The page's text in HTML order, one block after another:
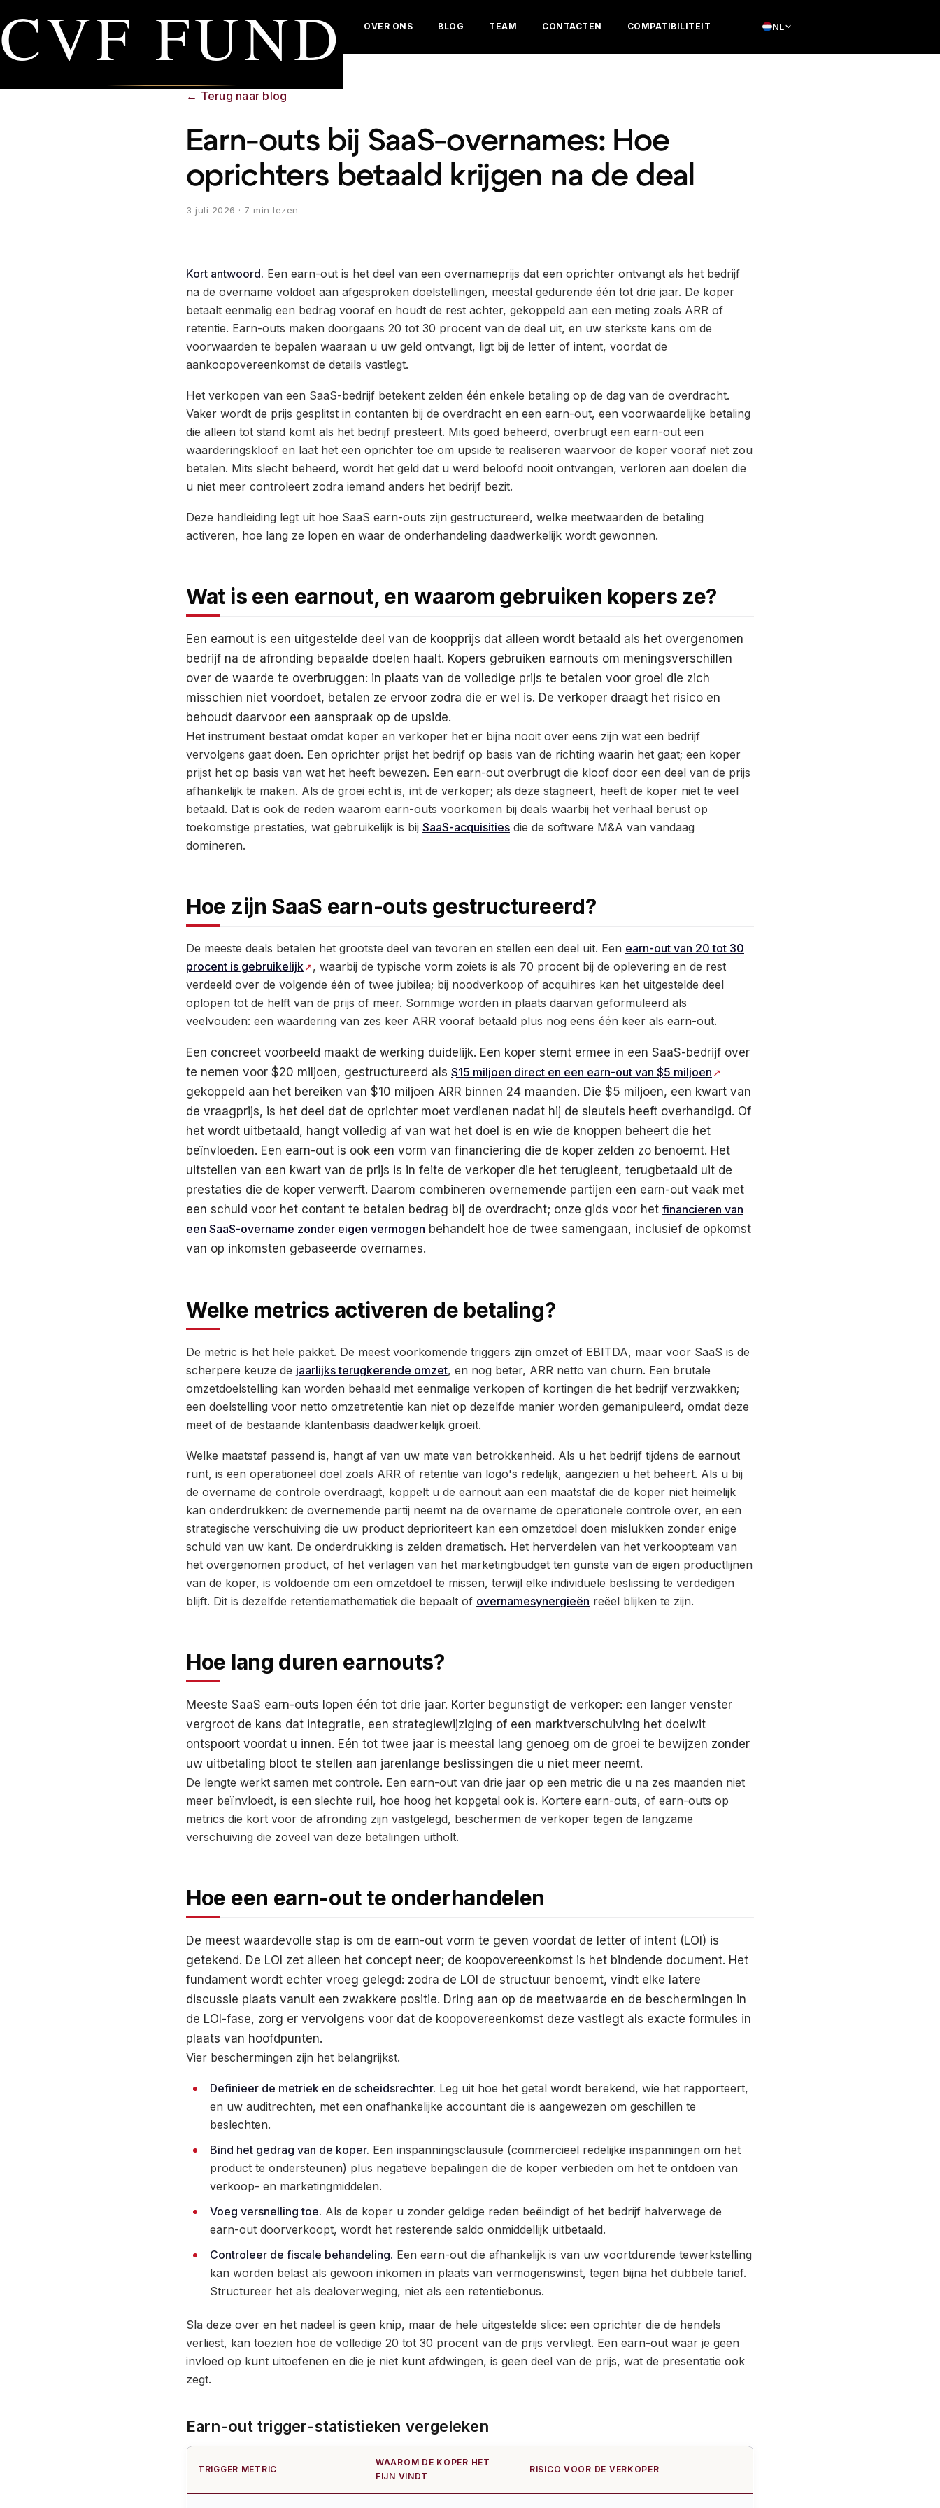
CVF FUND NL
OVER ONS BLOG TEAM CONTACTEN COMPATIBILITEIT
← Terug naar blog
Earn-outs bij SaaS-overnames: Hoe
oprichters betaald krijgen na de deal
3 juli 2026 · 7 min lezen
Kort antwoord. Een earn-out is het deel van een overnameprijs dat een oprichter ontvangt als het bedrijf
na de overname voldoet aan afgesproken doelstellingen, meestal gedurende één tot drie jaar. De koper
betaalt eenmalig een bedrag vooraf en houdt de rest achter, gekoppeld aan een meting zoals ARR of
retentie. Earn-outs maken doorgaans 20 tot 30 procent van de deal uit, en uw sterkste kans om de
voorwaarden te bepalen waaraan u uw geld ontvangt, ligt bij de letter of intent, voordat de
aankoopovereenkomst de details vastlegt.
Het verkopen van een SaaS-bedrijf betekent zelden één enkele betaling op de dag van de overdracht.
Vaker wordt de prijs gesplitst in contanten bij de overdracht en een earn-out, een voorwaardelijke betaling
die alleen tot stand komt als het bedrijf presteert. Mits goed beheerd, overbrugt een earn-out een
waarderingskloof en laat het een oprichter toe om upside te realiseren waarvoor de koper vooraf niet zou
betalen. Mits slecht beheerd, wordt het geld dat u werd beloofd nooit ontvangen, verloren aan doelen die
u niet meer controleert zodra iemand anders het bedrijf bezit.
Deze handleiding legt uit hoe SaaS earn-outs zijn gestructureerd, welke meetwaarden de betaling
activeren, hoe lang ze lopen en waar de onderhandeling daadwerkelijk wordt gewonnen.
Wat is een earnout, en waarom gebruiken kopers ze?
Een earnout is een uitgestelde deel van de koopprijs dat alleen wordt betaald als het overgenomen
bedrijf na de afronding bepaalde doelen haalt. Kopers gebruiken earnouts om meningsverschillen
over de waarde te overbruggen: in plaats van de volledige prijs te betalen voor groei die zich
misschien niet voordoet, betalen ze ervoor zodra die er wel is. De verkoper draagt het risico en
behoudt daarvoor een aanspraak op de upside.
Het instrument bestaat omdat koper en verkoper het er bijna nooit over eens zijn wat een bedrijf
vervolgens gaat doen. Een oprichter prijst het bedrijf op basis van de richting waarin het gaat; een koper
prijst het op basis van wat het heeft bewezen. Een earn-out overbrugt die kloof door een deel van de prijs
afhankelijk te maken. Als de groei echt is, int de verkoper; als deze stagneert, heeft de koper niet te veel
betaald. Dat is ook de reden waarom earn-outs voorkomen bij deals waarbij het verhaal berust op
toekomstige prestaties, wat gebruikelijk is bij SaaS-acquisities die de software M&A van vandaag
domineren.
Hoe zijn SaaS earn-outs gestructureerd?
De meeste deals betalen het grootste deel van tevoren en stellen een deel uit. Een earn-out van 20 tot 30
procent is gebruikelijk
, waarbij de typische vorm zoiets is als 70 procent bij de oplevering en de rest
verdeeld over de volgende één of twee jubilea; bij noodverkoop of acquihires kan het uitgestelde deel
oplopen tot de helft van de prijs of meer. Sommige worden in plaats daarvan geformuleerd als
veelvouden: een waardering van zes keer ARR vooraf betaald plus nog eens één keer als earn-out.
Een concreet voorbeeld maakt de werking duidelijk. Een koper stemt ermee in een SaaS-bedrijf over
te nemen voor $20 miljoen, gestructureerd als $15 miljoen direct en een earn-out van $5 miljoen
gekoppeld aan het bereiken van $10 miljoen ARR binnen 24 maanden. Die $5 miljoen, een kwart van
de vraagprijs, is het deel dat de oprichter moet verdienen nadat hij de sleutels heeft overhandigd. Of
het wordt uitbetaald, hangt volledig af van wat het doel is en wie de knoppen beheert die het
beïnvloeden. Een earn-out is ook een vorm van financiering die de koper zelden zo benoemt. Het
uitstellen van een kwart van de prijs is in feite de verkoper die het terugleent, terugbetaald uit de
prestaties die de koper verwerft. Daarom combineren overnemende partijen een earn-out vaak met
een schuld voor het contant te betalen bedrag bij de overdracht; onze gids voor het financieren van
een SaaS-overname zonder eigen vermogen behandelt hoe de twee samengaan, inclusief de opkomst
van op inkomsten gebaseerde overnames.
Welke metrics activeren de betaling?
De metric is het hele pakket. De meest voorkomende triggers zijn omzet of EBITDA, maar voor SaaS is de
scherpere keuze de jaarlijks terugkerende omzet, en nog beter, ARR netto van churn. Een brutale
omzetdoelstelling kan worden behaald met eenmalige verkopen of kortingen die het bedrijf verzwakken;
een doelstelling voor netto omzetretentie kan niet op dezelfde manier worden gemanipuleerd, omdat deze
meet of de bestaande klantenbasis daadwerkelijk groeit.
Welke maatstaf passend is, hangt af van uw mate van betrokkenheid. Als u het bedrijf tijdens de earnout
runt, is een operationeel doel zoals ARR of retentie van logo's redelijk, aangezien u het beheert. Als u bij
de overname de controle overdraagt, koppelt u de earnout aan een maatstaf die de koper niet heimelijk
kan onderdrukken: de overnemende partij neemt na de overname de operationele controle over, en een
strategische verschuiving die uw product deprioriteert kan een omzetdoel doen mislukken zonder enige
schuld van uw kant. De onderdrukking is zelden dramatisch. Het herverdelen van het verkoopteam van
het overgenomen product, of het verlagen van het marketingbudget ten gunste van de eigen productlijnen
van de koper, is voldoende om een omzetdoel te missen, terwijl elke individuele beslissing te verdedigen
blijft. Dit is dezelfde retentiemathematiek die bepaalt of overnamesynergieën reëel blijken te zijn.
Hoe lang duren earnouts?
Meeste SaaS earn-outs lopen één tot drie jaar. Korter begunstigt de verkoper: een langer venster
vergroot de kans dat integratie, een strategiewijziging of een marktverschuiving het doelwit
ontspoort voordat u innen. Eén tot twee jaar is meestal lang genoeg om de groei te bewijzen zonder
uw uitbetaling bloot te stellen aan jarenlange beslissingen die u niet meer neemt.
De lengte werkt samen met controle. Een earn-out van drie jaar op een metric die u na zes maanden niet
meer beïnvloedt, is een slechte ruil, hoe hoog het kopgetal ook is. Kortere earn-outs, of earn-outs op
metrics die kort voor de afronding zijn vastgelegd, beschermen de verkoper tegen de langzame
verschuiving die zoveel van deze betalingen uitholt.
Hoe een earn-out te onderhandelen
De meest waardevolle stap is om de earn-out vorm te geven voordat de letter of intent (LOI) is
getekend. De LOI zet alleen het concept neer; de koopovereenkomst is het bindende document. Het
fundament wordt echter vroeg gelegd: zodra de LOI de structuur benoemt, vindt elke latere
discussie plaats vanuit een zwakkere positie. Dring aan op de meetwaarde en de beschermingen in
de LOI-fase, zorg er vervolgens voor dat de koopovereenkomst deze vastlegt als exacte formules in
plaats van hoofdpunten.
Vier beschermingen zijn het belangrijkst.
Definieer de metriek en de scheidsrechter. Leg uit hoe het getal wordt berekend, wie het rapporteert,
en uw auditrechten, met een onafhankelijke accountant die is aangewezen om geschillen te
beslechten.
Bind het gedrag van de koper. Een inspanningsclausule (commercieel redelijke inspanningen om het
product te ondersteunen) plus negatieve bepalingen die de koper verbieden om het te ontdoen van
verkoop- en marketingmiddelen.
Voeg versnelling toe. Als de koper u zonder geldige reden beëindigt of het bedrijf halverwege de
earn-out doorverkoopt, wordt het resterende saldo onmiddellijk uitbetaald.
Controleer de fiscale behandeling. Een earn-out die afhankelijk is van uw voortdurende tewerkstelling
kan worden belast als gewoon inkomen in plaats van vermogenswinst, tegen bijna het dubbele tarief.
Structureer het als dealoverweging, niet als een retentiebonus.
Sla deze over en het nadeel is geen knip, maar de hele uitgestelde slice: een oprichter die de hendels
verliest, kan toezien hoe de volledige 20 tot 30 procent van de prijs vervliegt. Een earn-out waar je geen
invloed op kunt uitoefenen en die je niet kunt afdwingen, is geen deel van de prijs, wat de presentatie ook
zegt.
Earn-out trigger-statistieken vergeleken
TRIGGER METRIC
WAAROM DE KOPER HET
FIJN VINDT
RISICO VOOR DE VERKOPER